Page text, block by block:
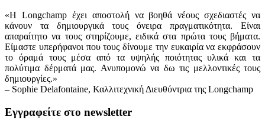
«Η Longchamp έχει αποστολή να βοηθά νέους σχεδιαστές να
κάνουν τα δημιουργικά τους όνειρα πραγματικότητα. Είναι
απαραίτητο να τους στηρίζουμε, ειδικά στα πρώτα τους βήματα.
Είμαστε υπερήφανοι που τους δίνουμε την ευκαιρία να εκφράσουν
το όραμά τους μέσα από τα υψηλής ποιότητας υλικά και τα
πολύτιμα δέρματά μας. Ανυπομονώ να δω τις μελλοντικές τους
δημιουργίες.»
– Sophie Delafontaine, Καλλιτεχνική Διευθύντρια της Longchamp
Εγγραφείτε στο newsletter